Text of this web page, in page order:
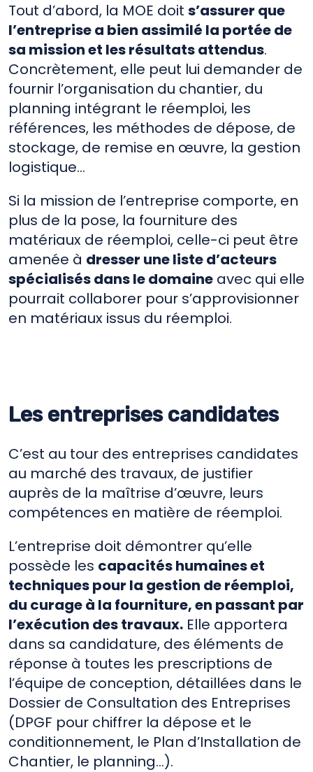
Tout d’abord, la MOE doit s’assurer que
l’entreprise a bien assimilé la portée de
sa mission et les résultats attendus.
Concrètement, elle peut lui demander de
fournir l’organisation du chantier, du
planning intégrant le réemploi, les
références, les méthodes de dépose, de
stockage, de remise en œuvre, la gestion
logistique…
Si la mission de l’entreprise comporte, en
plus de la pose, la fourniture des
matériaux de réemploi, celle-ci peut être
amenée à dresser une liste d’acteurs
spécialisés dans le domaine avec qui elle
pourrait collaborer pour s’approvisionner
en matériaux issus du réemploi.
Les entreprises candidates
C’est au tour des entreprises candidates
au marché des travaux, de justifier
auprès de la maîtrise d’œuvre, leurs
compétences en matière de réemploi.
L’entreprise doit démontrer qu’elle
possède les capacités humaines et
techniques pour la gestion de réemploi,
du curage à la fourniture, en passant par
l’exécution des travaux. Elle apportera
dans sa candidature, des éléments de
réponse à toutes les prescriptions de
l’équipe de conception, détaillées dans le
Dossier de Consultation des Entreprises
(DPGF pour chiffrer la dépose et le
conditionnement, le Plan d’Installation de
Chantier, le planning…).